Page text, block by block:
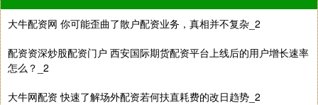
国债指数 229.69 +0.10 +0.04%
大牛配资网 你可能歪曲了散户配资业务，真相并不复杂_2
配资资深炒股配资门户 西安国际期货配资平台上线后的用户增长速率
怎么？_2
大牛网配资 快速了解场外配资若何扶直耗费的改日趋势_2